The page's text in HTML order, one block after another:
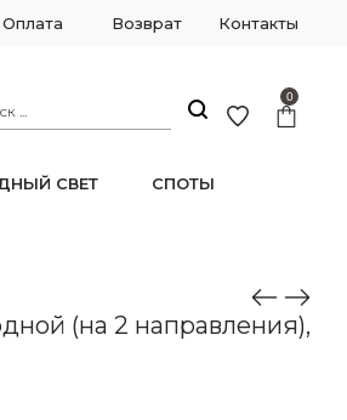
Оплата Возврат Контакты
0
СВЕТ СПОТЫ
(на 2 направления),